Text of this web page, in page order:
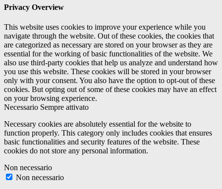
Privacy Overview
This website uses cookies to improve your experience while you
navigate through the website. Out of these cookies, the cookies that
are categorized as necessary are stored on your browser as they are
essential for the working of basic functionalities of the website. We
also use third-party cookies that help us analyze and understand how
you use this website. These cookies will be stored in your browser
only with your consent. You also have the option to opt-out of these
cookies. But opting out of some of these cookies may have an effect
on your browsing experience.
Necessario Sempre attivato
Necessary cookies are absolutely essential for the website to
function properly. This category only includes cookies that ensures
basic functionalities and security features of the website. These
cookies do not store any personal information.
Non necessario
Non necessario